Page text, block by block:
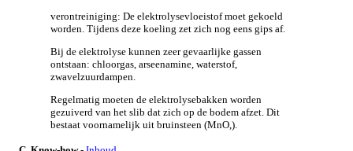
verontreiniging: De elektrolysevloeistof moet gekoeld
worden. Tijdens deze koeling zet zich nog eens gips af.
Bij de elektrolyse kunnen zeer gevaarlijke gassen
ontstaan: chloorgas, arseenamine, waterstof,
zwavelzuurdampen.
Regelmatig moeten de elektrolysebakken worden
gezuiverd van het slib dat zich op de bodem afzet. Dit
bestaat voornamelijk uit bruinsteen (MnO,).